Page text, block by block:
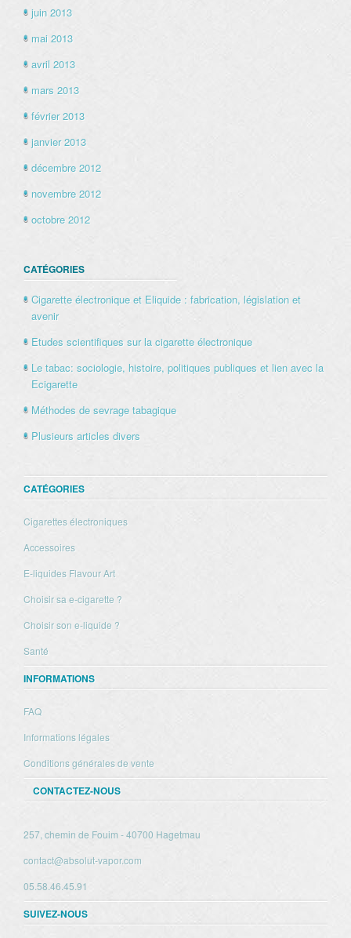
juin 2013
mai 2013
avril 2013
mars 2013
février 2013
janvier 2013
décembre 2012
novembre 2012
octobre 2012
CATÉGORIES
Cigarette électronique et Eliquide : fabrication, législation et
avenir
Etudes scientifiques sur la cigarette électronique
Le tabac: sociologie, histoire, politiques publiques et lien avec la
Ecigarette
Méthodes de sevrage tabagique
Plusieurs articles divers
CATÉGORIES
Cigarettes électroniques
Accessoires
E-liquides Flavour Art
Choisir sa e-cigarette ?
Choisir son e-liquide ?
Santé
INFORMATIONS
FAQ
Informations légales
Conditions générales de vente
CONTACTEZ-NOUS
257, chemin de Fouim - 40700 Hagetmau
contact@absolut-vapor.com
05.58.46.45.91
SUIVEZ-NOUS